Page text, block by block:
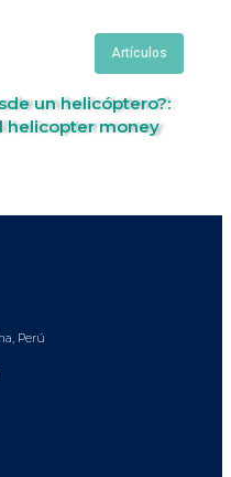
Artículos
un helicóptero?:
helicopter money
Perú